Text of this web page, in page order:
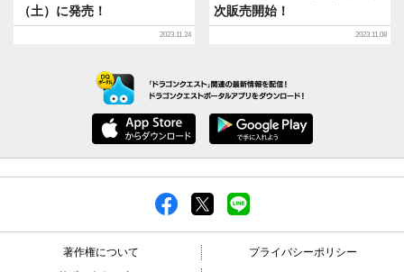
（土）に発売！
2023.11.24
次販売開始！
2023.11.08
著作権について
プライバシーポリシー